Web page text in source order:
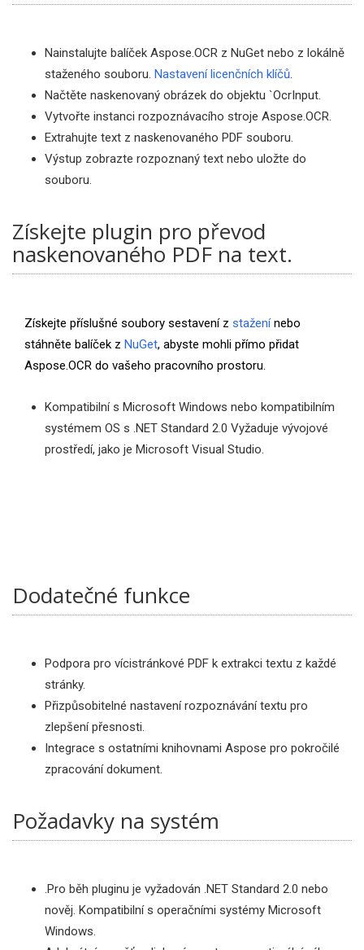
Nainstalujte balíček Aspose.OCR z NuGet nebo z lokálně
staženého souboru. Nastavení licenčních klíčů.
Načtěte naskenovaný obrázek do objektu `OcrInput.
Vytvořte instanci rozpoznávacího stroje Aspose.OCR.
Extrahujte text z naskenovaného PDF souboru.
Výstup zobrazte rozpoznaný text nebo uložte do
souboru.
Získejte plugin pro převod
naskenovaného PDF na text.
Získejte příslušné soubory sestavení z staženínebo
stáhněte balíček z NuGet, abyste mohli přímo přidat
Aspose.OCR do vašeho pracovního prostoru.
Kompatibilní s Microsoft Windows nebo kompatibilním
systémem OS s .NET Standard 2.0 Vyžaduje vývojové
prostředí, jako je Microsoft Visual Studio.
Dodatečné funkce
Podpora pro vícistránkové PDF k extrakci textu z každé
stránky.
Přizpůsobitelné nastavení rozpoznávání textu pro
zlepšení přesnosti.
Integrace s ostatními knihovnami Aspose pro pokročilé
zpracování dokument.
Požadavky na systém
.Pro běh pluginu je vyžadován .NET Standard 2.0 nebo
nověj. Kompatibilní s operačními systémy Microsoft
Windows.